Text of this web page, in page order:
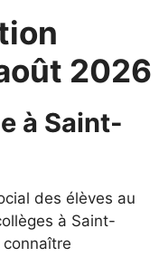
2026
à Saint-
des élèves au
à Saint-